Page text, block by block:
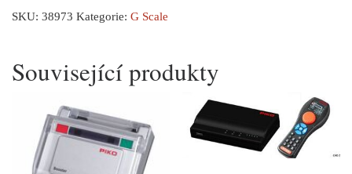
SKU: 38973 Kategorie: G Scale
Související produkty